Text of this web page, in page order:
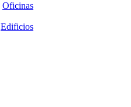
Oficinas
Edificios